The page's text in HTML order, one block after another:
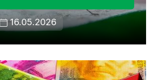
16.05.2026